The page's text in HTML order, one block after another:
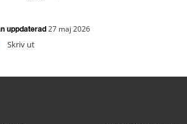
uppdaterad 27 maj 2026
Skriv ut